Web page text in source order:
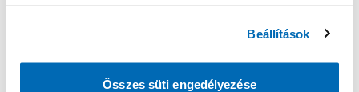
Beállítások
Összes süti engedélyezése